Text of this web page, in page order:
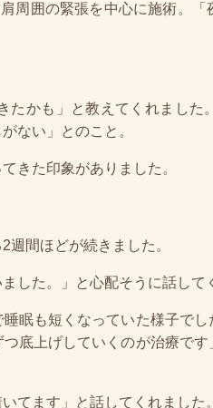
周囲の緊張を中心に施術。
たかも」と教えてくれまし
ない」とのこと。
きた印象がありました。
間ほどが続きました。
した。」と心配そうに話して
眠も短くなっていた様子で
底上げしていくのが治療で
てます」と話してくれました。